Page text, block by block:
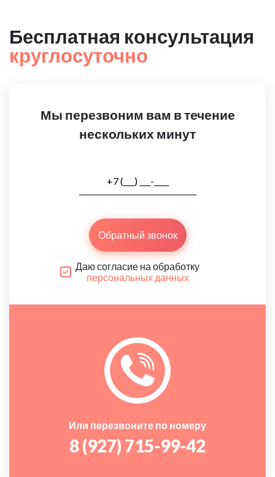
Бесплатная консультация
круглосуточно
Мы перезвоним вам в течение
нескольких минут
Обратный звонок
Даю согласие на обработку
персональных данных
Или перезвоните по номеру
8 (927) 715-99-42